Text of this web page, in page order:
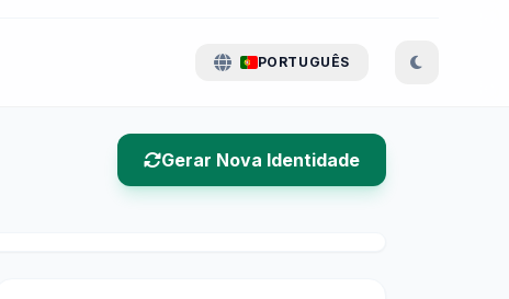
PORTUGUÊS
Gerar Nova Identidade